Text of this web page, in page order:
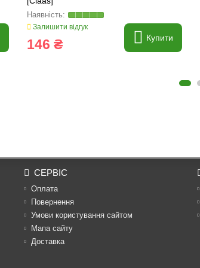
Залишити відгук
146 ₴ Купити
СЕРВІС
Оплата
Повернення
Умови користування сайтом
Мапа сайту
Доставка